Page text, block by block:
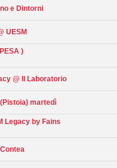
e Dintorni
UESM
)
@ Il Laboratorio
martedì
Legacy by Fains